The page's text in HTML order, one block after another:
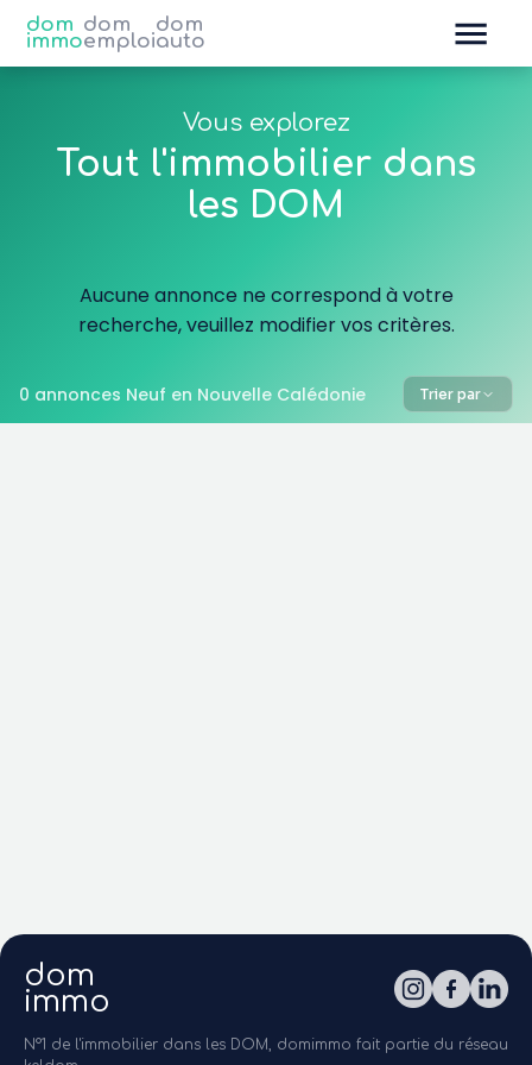
dom
immo
dom
emploi
dom
auto
Vous explorez
Tout l'immobilier dans
les DOM
Aucune annonce ne correspond à votre
recherche, veuillez modifier vos critères.
0 annonces Neuf en Nouvelle Calédonie Trier par
dom
immo
N°1 de l'immobilier dans les DOM, domimmo fait partie du réseau